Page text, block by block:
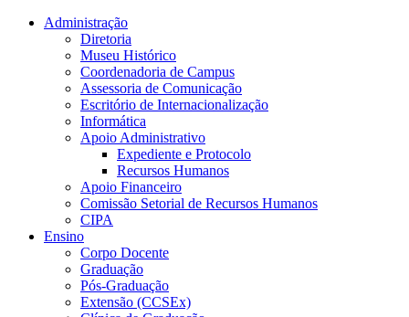
Conteúdo principal Menu principal
Administração
Diretoria
Museu Histórico
Coordenadoria de Campus
Assessoria de Comunicação
Escritório de Internacionalização
Informática
Apoio Administrativo
Expediente e Protocolo
Recursos Humanos
Apoio Financeiro
Comissão Setorial de Recursos Humanos
CIPA
Ensino
Corpo Docente
Graduação
Pós-Graduação
Extensão (CCSEx)